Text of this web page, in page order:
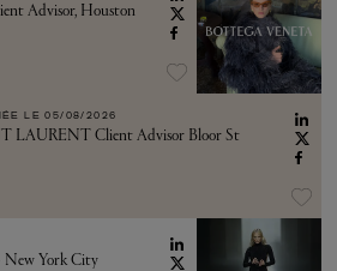
Advisor, Houston
LE 05/08/2026
LAURENT Client Advisor Bloor St
York City